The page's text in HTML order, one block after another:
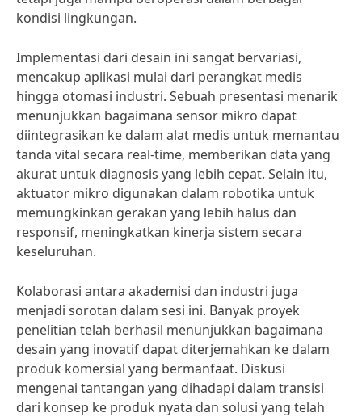
kondisi lingkungan.
Implementasi dari desain ini sangat bervariasi,
mencakup aplikasi mulai dari perangkat medis
hingga otomasi industri. Sebuah presentasi menarik
menunjukkan bagaimana sensor mikro dapat
diintegrasikan ke dalam alat medis untuk memantau
tanda vital secara real-time, memberikan data yang
akurat untuk diagnosis yang lebih cepat. Selain itu,
aktuator mikro digunakan dalam robotika untuk
memungkinkan gerakan yang lebih halus dan
responsif, meningkatkan kinerja sistem secara
keseluruhan.
Kolaborasi antara akademisi dan industri juga
menjadi sorotan dalam sesi ini. Banyak proyek
penelitian telah berhasil menunjukkan bagaimana
desain yang inovatif dapat diterjemahkan ke dalam
produk komersial yang bermanfaat. Diskusi
mengenai tantangan yang dihadapi dalam transisi
dari konsep ke produk nyata dan solusi yang telah